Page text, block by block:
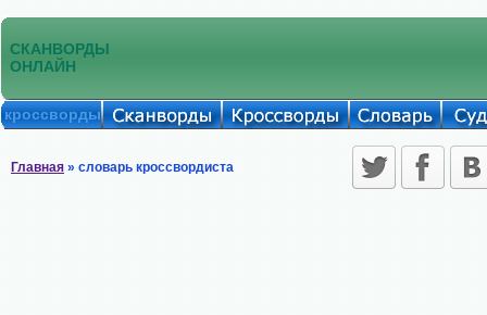
СКАНВОРДЫ
ОНЛАЙН
кроссворды
Главная » словарь кроссвордиста